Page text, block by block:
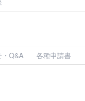
Q&A 各種申請書